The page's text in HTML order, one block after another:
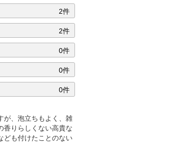
2件
2件
0件
0件
0件
が、泡立ちもよく、雑
香りらしくない高貴な
ども付けたことのない